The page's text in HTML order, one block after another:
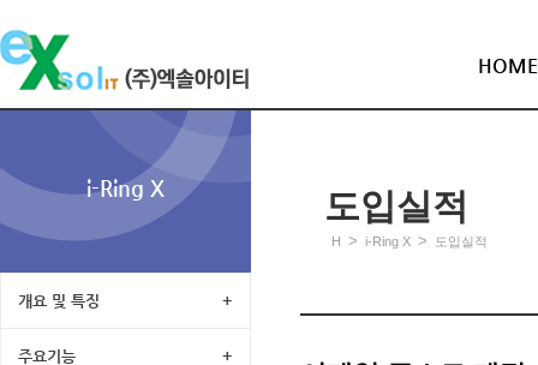
HOME
i-Ring X
개요 및 특징 +
주요기능 +
도입실적
H > i-Ring X > 도입실적